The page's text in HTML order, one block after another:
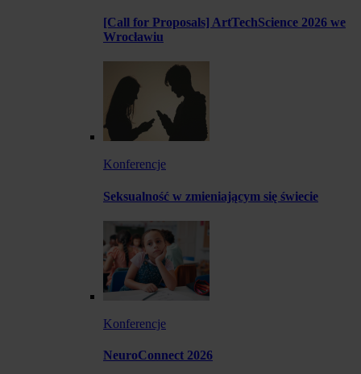
[Call for Proposals] ArtTechScience 2026 we
Wrocławiu
Konferencje
Seksualność w zmieniającym się świecie
Konferencje
NeuroConnect 2026